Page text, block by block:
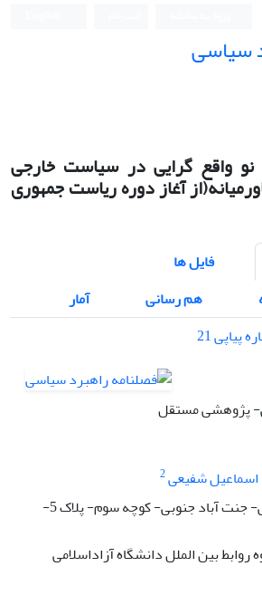
سیاسی
واقع گرایی در سیاست خارجی
آغاز دوره ریاست جمهوری
فایل ها
هم رسانی
آمار
پژوهشی مستقل
اسماعیل شفیعی2
بلوار آیت الله کاشانی- جنت آباد جنوبی- کوچه سوم- پلاک 5-
بین الملل دانشگاه آزاداسلامی